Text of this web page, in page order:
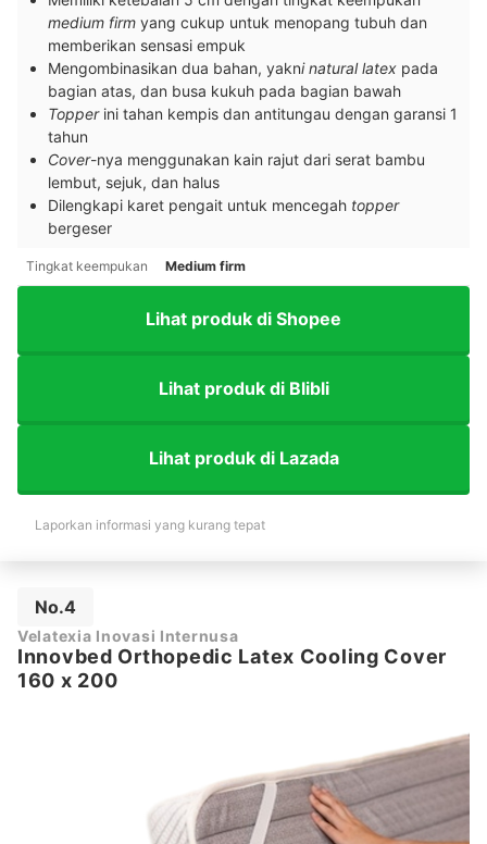
medium firm yang cukup untuk menopang tubuh dan
memberikan sensasi empuk
Mengombinasikan dua bahan, yakni natural latex pada
bagian atas, dan busa kukuh pada bagian bawah
Topper ini tahan kempis dan antitungau dengan garansi 1
tahun
Cover-nya menggunakan kain rajut dari serat bambu
lembut, sejuk, dan halus
Dilengkapi karet pengait untuk mencegah topper
bergeser
Tingkat keempukan Medium firm
Lihat produk di Shopee
Lihat produk di Blibli
Lihat produk di Lazada
Laporkan informasi yang kurang tepat
No.4
Velatexia Inovasi Internusa
Innovbed Orthopedic Latex Cooling Cover
160 x 200